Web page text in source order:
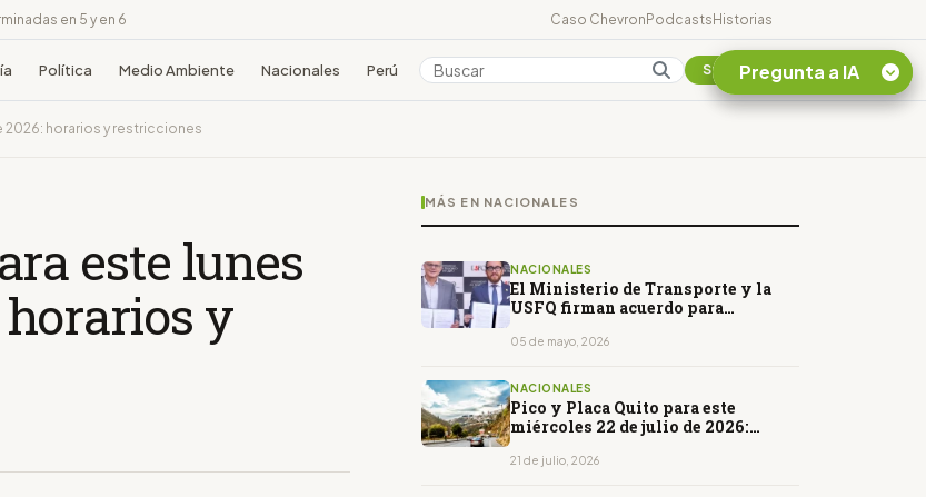
en 5 y en 6 Caso ChevronPodcastsHistorias
Política Medio Ambiente Nacionales Perú Colombia Suscribirse
2026: horarios y restricciones
este lunes
horarios y
MÁS EN NACIONALES
NACIONALES
El Ministerio de Transporte y la
USFQ firman acuerdo para
05 de mayo, 2026
NACIONALES
Pico y Placa Quito para este
miércoles 22 de julio de 2026:
21 de julio, 2026
Pregunta a IA